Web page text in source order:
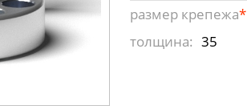
размер крепежа*
толщина: 35